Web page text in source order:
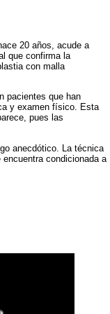
20 años, acude a
que confirma la
con malla
pacientes que han
y examen físico. Esta
pues las
anecdótico. La técnica
condicionada a